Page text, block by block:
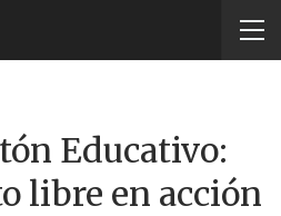
Educativo:
libre en acción